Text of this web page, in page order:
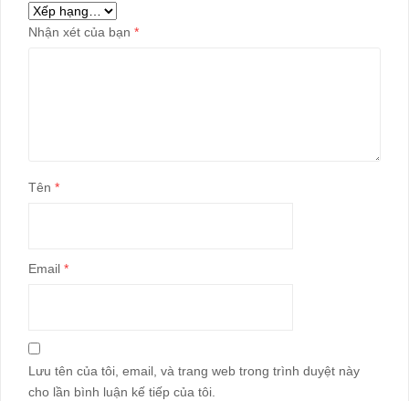
Nhận xét của bạn *
Tên *
Email *
Lưu tên của tôi, email, và trang web trong trình duyệt này
cho lần bình luận kế tiếp của tôi.